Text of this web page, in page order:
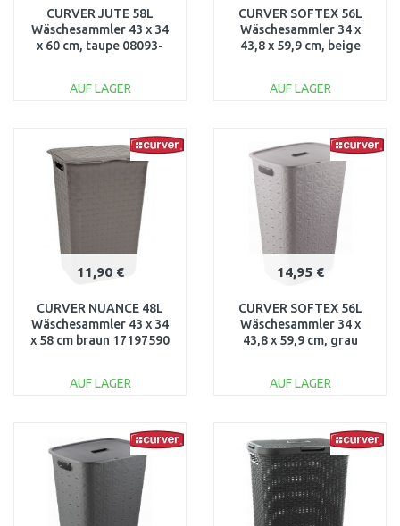
CURVER JUTE 58L
Wäschesammler 43 x 34
x 60 cm, taupe 08093-
AUF LAGER
Vergleichen
CURVER SOFTEX 56L
Wäschesammler 34 x
43,8 x 59,9 cm, beige
AUF LAGER
Vergleichen
11,90 €
CURVER NUANCE 48L
Wäschesammler 43 x 34
x 58 cm braun 17197590
AUF LAGER
Vergleichen
14,95 €
CURVER SOFTEX 56L
Wäschesammler 34 x
43,8 x 59,9 cm, grau
AUF LAGER
Vergleichen